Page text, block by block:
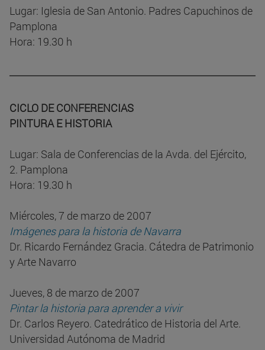
Lugar: Iglesia de San Antonio. Padres Capuchinos de
Pamplona
Hora: 19.30 h
CICLO DE CONFERENCIAS
PINTURA E HISTORIA
Lugar: Sala de Conferencias de la Avda. del Ejército,
2. Pamplona
Hora: 19.30 h
Miércoles, 7 de marzo de 2007
Imágenes para la historia de Navarra
Dr. Ricardo Fernández Gracia. Cátedra de Patrimonio
y Arte Navarro
Jueves, 8 de marzo de 2007
Pintar la historia para aprender a vivir
Dr. Carlos Reyero. Catedrático de Historia del Arte.
Universidad Autónoma de Madrid